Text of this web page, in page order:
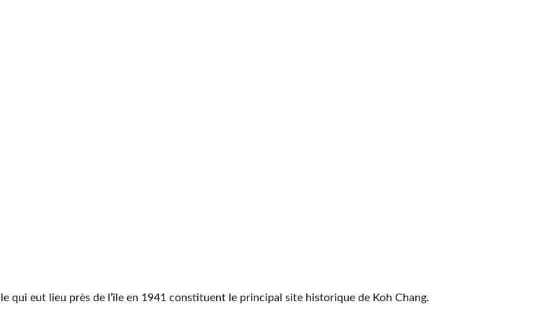
qui eut lieu près de l’île en 1941 constituent le principal site historique de Koh Chang.